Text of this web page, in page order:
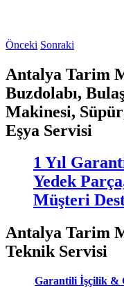
Önceki Sonraki
Antalya Tarim
Buzdolabı,
Makinesi,
Eşya Servisi
1 Yıl
Yedek
Müşteri
Antalya Tarim
Teknik Servisi
Garantili İşçilik &